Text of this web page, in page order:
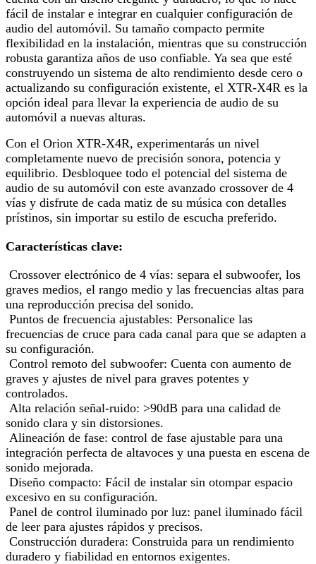
fácil de instalar e integrar en cualquier configuración de
audio del automóvil. Su tamaño compacto permite
flexibilidad en la instalación, mientras que su construcción
robusta garantiza años de uso confiable. Ya sea que esté
construyendo un sistema de alto rendimiento desde cero o
actualizando su configuración existente, el XTR-X4R es la
opción ideal para llevar la experiencia de audio de su
automóvil a nuevas alturas.
Con el Orion XTR-X4R, experimentarás un nivel
completamente nuevo de precisión sonora, potencia y
equilibrio. Desbloquee todo el potencial del sistema de
audio de su automóvil con este avanzado crossover de 4
vías y disfrute de cada matiz de su música con detalles
prístinos, sin importar su estilo de escucha preferido.
Características clave:
Crossover electrónico de 4 vías: separa el subwoofer, los
graves medios, el rango medio y las frecuencias altas para
una reproducción precisa del sonido.
Puntos de frecuencia ajustables: Personalice las
frecuencias de cruce para cada canal para que se adapten a
su configuración.
Control remoto del subwoofer: Cuenta con aumento de
graves y ajustes de nivel para graves potentes y
controlados.
Alta relación señal-ruido: >90dB para una calidad de
sonido clara y sin distorsiones.
Alineación de fase: control de fase ajustable para una
integración perfecta de altavoces y una puesta en escena de
sonido mejorada.
Diseño compacto: Fácil de instalar sin otompar espacio
excesivo en su configuración.
Panel de control iluminado por luz: panel iluminado fácil
de leer para ajustes rápidos y precisos.
Construcción duradera: Construida para un rendimiento
duradero y fiabilidad en entornos exigentes.